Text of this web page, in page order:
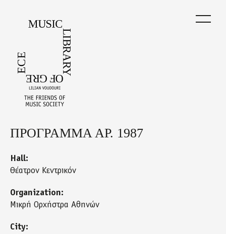
Back
top
ΠΡΟΓΡΑΜΜΑ ΑΡ. 1987
Hall:
Θέατρον Κεντρικόν
Organization:
Μικρή Ορχήστρα Αθηνών
City: